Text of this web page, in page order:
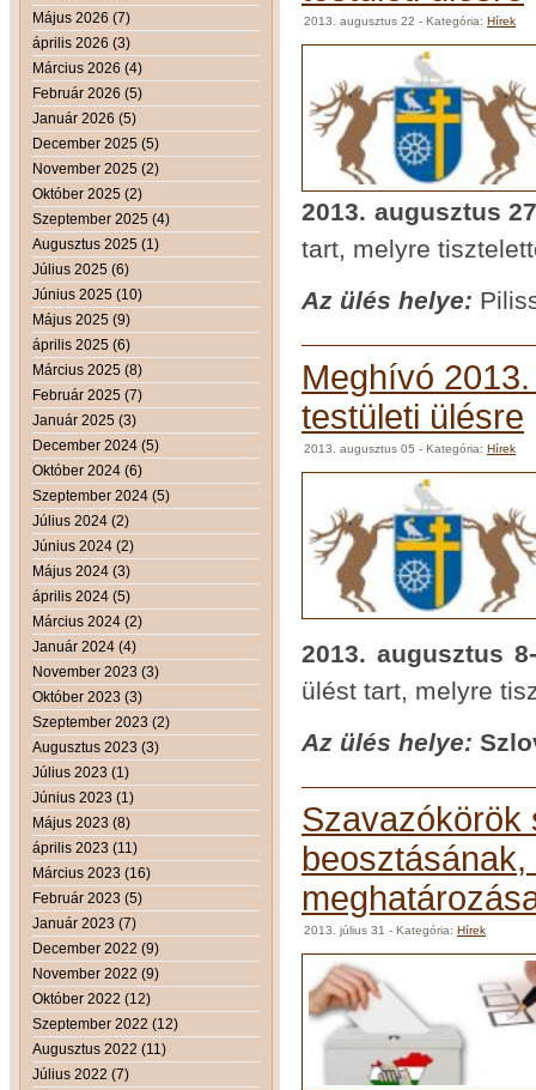
Május 2026 (7)
április 2026 (3)
Március 2026 (4)
Február 2026 (5)
Január 2026 (5)
December 2025 (5)
November 2025 (2)
Október 2025 (2)
Szeptember 2025 (4)
Augusztus 2025 (1)
Július 2025 (6)
Június 2025 (10)
Május 2025 (9)
április 2025 (6)
Március 2025 (8)
Február 2025 (7)
Január 2025 (3)
December 2024 (5)
Október 2024 (6)
Szeptember 2024 (5)
Július 2024 (2)
Június 2024 (2)
Május 2024 (3)
április 2024 (5)
Március 2024 (2)
Január 2024 (4)
November 2023 (3)
Október 2023 (3)
Szeptember 2023 (2)
Augusztus 2023 (3)
Július 2023 (1)
Június 2023 (1)
Május 2023 (8)
április 2023 (11)
Március 2023 (16)
Február 2023 (5)
Január 2023 (7)
December 2022 (9)
November 2022 (9)
Október 2022 (12)
Szeptember 2022 (12)
Augusztus 2022 (11)
Július 2022 (7)
2013. augusztus 22 - Kategória: Hírek
2013. augusztus
tart, melyre
Az ülés helye:
Meghívó
testületi ülésre
2013. augusztus 05 - Kategória: Hírek
2013. augusztus
ülést tart, melyre
Az ülés helye:
Szavazókörök
2013. július 31 - Kategória: Hírek